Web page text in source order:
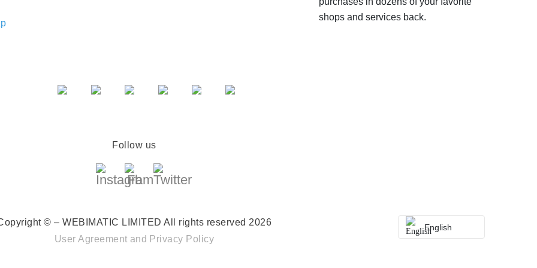
shops and services back.
Follow us
© – WEBIMATIC LIMITED All rights reserved 2026
User Agreement and Privacy Policy
English